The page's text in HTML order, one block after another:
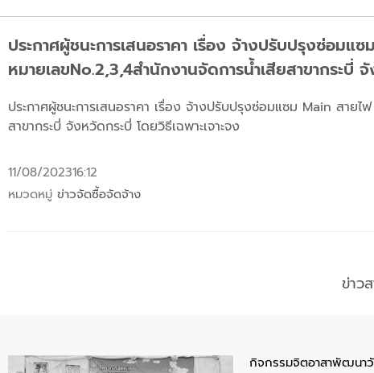
ประกาศผู้ชนะการเสนอราคา เรื่อง จ้างปรับปรุงซ่อมแ
หมายเลขNo.2,3,4สำนักงานจัดการน้ำเสียสาขากระบี่ จั
ประกาศผู้ชนะการเสนอราคา เรื่อง จ้างปรับปรุงซ่อมแซม Main สาย
สาขากระบี่ จังหวัดกระบี่ โดยวิธีเฉพาะเจาะจง
11/08/202316:12
หมวดหมู่ ข่าวจัดซื้อจัดจ้าง
ข่าว
กิจกรรมจิตอาสาพัฒนา